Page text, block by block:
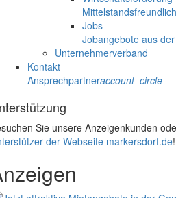
Jobs
Jobangebote aus
Unternehmerverband
Kontakt
Ansprechpartneraccount_circle
Sie unsere Anzeigenkunden
der Webseite markersdorf.de!